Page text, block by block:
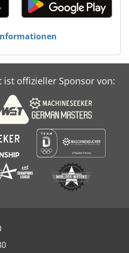
ist offizieller Sponsor von: